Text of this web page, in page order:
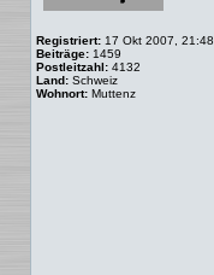
Registriert: 17 Okt 2007, 21:48
Beiträge: 1459
Postleitzahl: 4132
Land: Schweiz
Wohnort: Muttenz